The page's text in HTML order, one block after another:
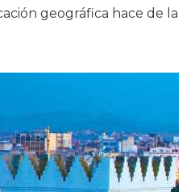
geográfica hace de la